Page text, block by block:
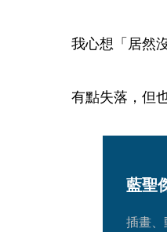
我心想「居然
有點失落，但
藍聖
插畫